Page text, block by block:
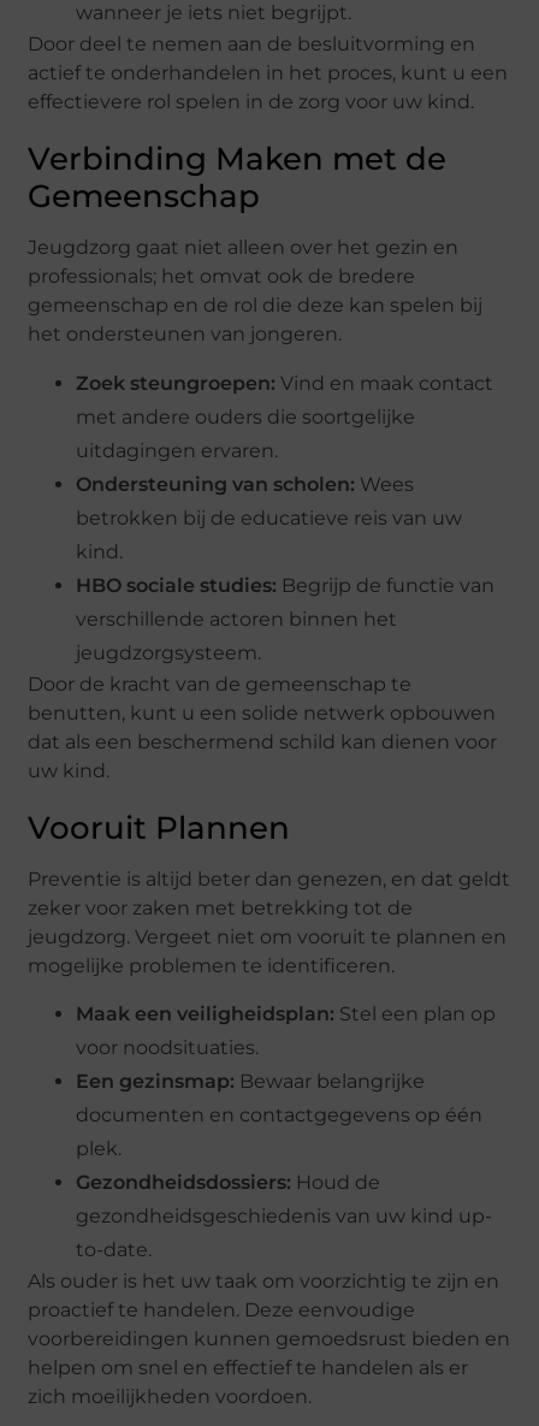
wanneer je iets niet begrijpt.
Door deel te nemen aan de besluitvorming en
actief te onderhandelen in het proces, kunt u een
effectievere rol spelen in de zorg voor uw kind.
Verbinding Maken met de
Gemeenschap
Jeugdzorg gaat niet alleen over het gezin en
professionals; het omvat ook de bredere
gemeenschap en de rol die deze kan spelen bij
het ondersteunen van jongeren.
Zoek steungroepen: Vind en maak contact
met andere ouders die soortgelijke
uitdagingen ervaren.
Ondersteuning van scholen: Wees
betrokken bij de educatieve reis van uw
kind.
HBO sociale studies: Begrijp de functie van
verschillende actoren binnen het
jeugdzorgsysteem.
Door de kracht van de gemeenschap te
benutten, kunt u een solide netwerk opbouwen
dat als een beschermend schild kan dienen voor
uw kind.
Vooruit Plannen
Preventie is altijd beter dan genezen, en dat geldt
zeker voor zaken met betrekking tot de
jeugdzorg. Vergeet niet om vooruit te plannen en
mogelijke problemen te identificeren.
Maak een veiligheidsplan: Stel een plan op
voor noodsituaties.
Een gezinsmap: Bewaar belangrijke
documenten en contactgegevens op één
plek.
Gezondheidsdossiers: Houd de
gezondheidsgeschiedenis van uw kind up-
to-date.
Als ouder is het uw taak om voorzichtig te zijn en
proactief te handelen. Deze eenvoudige
voorbereidingen kunnen gemoedsrust bieden en
helpen om snel en effectief te handelen als er
zich moeilijkheden voordoen.